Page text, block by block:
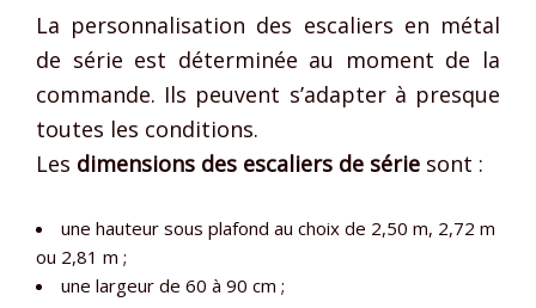
La personnalisation des escaliers en métal
de série est déterminée au moment de la
commande. Ils peuvent s’adapter à presque
toutes les conditions.
Les dimensions des escaliers de série sont :
une hauteur sous plafond au choix de 2,50 m, 2,72 m
ou 2,81 m ;
une largeur de 60 à 90 cm ;